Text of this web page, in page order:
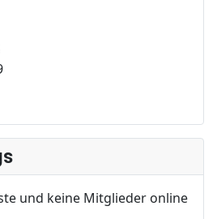
und keine Mitglieder online